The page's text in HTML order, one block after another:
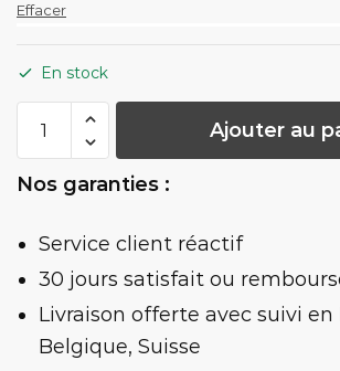
Effacer
En stock
Chinoise
Bordeau
Élégante
Ajouter au
Nos garanties :
Service client réactif
30 jours satisfait ou
Livraison offerte avec suivi en
Belgique, Suisse